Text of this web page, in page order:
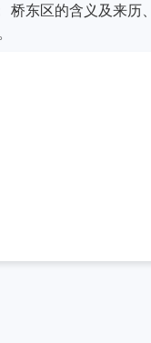
东区的含义及来